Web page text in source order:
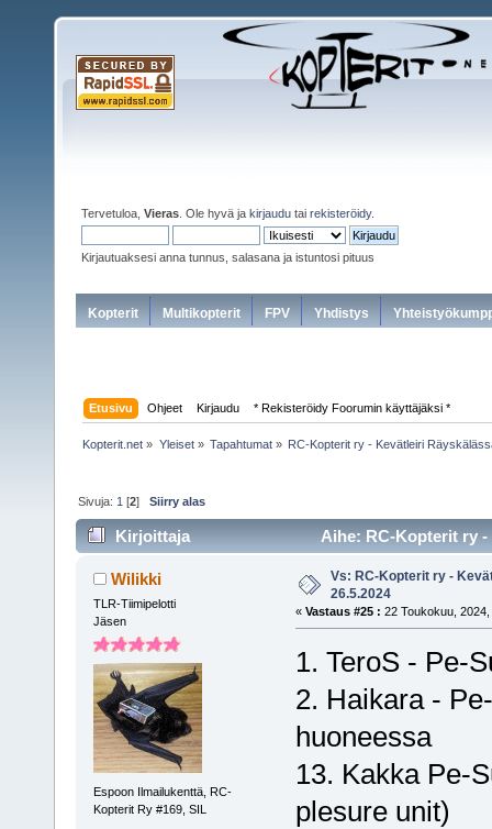
Tervetuloa, Vieras . Ole hyvä ja kirjaudu tai rekisteröidy.
Kirjautuaksesi anna tunnus, salasana ja istuntosi pituus
Kopterit Multikopterit FPV Yhdistys
Etusivu Ohjeet Kirjaudu * Rekisteröidy Foorumin käyttäjäksi *
Kopterit.net » Yleiset» Tapahtumat» RC-Kopterit ry - Kevätleiri
Sivuja: 1 [2]Siirry alas
Kirjoittaja Aihe: RC-Kopterit ry -
Wilikki
TLR-Tiimipelotti
Jäsen
Espoon Ilmailukenttä, RC-
Kopterit Ry #169, SIL
Vs: RC-Kopterit ry -
26.5.2024
« Vastaus #25 : 22 Toukokuu,
1. TeroS - Pe-
2. Haikara -
huoneessa
13. Kakka Pe-
plesure unit)